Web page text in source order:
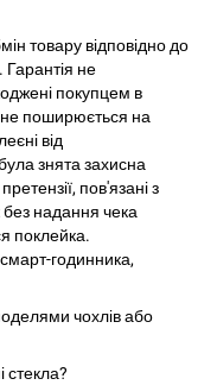
товару відповідно до
Гарантія не
покупцем в
не поширюється на
від
знята захисна
пов'язані з
без надання чека
поклейка.
годинника,
чохлів або
стекла?